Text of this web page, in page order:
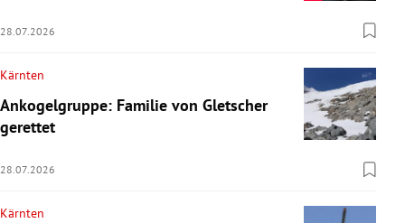
28.07.2026
Kärnten
Ankogelgruppe: Familie von Gletscher
gerettet
28.07.2026
Kärnten